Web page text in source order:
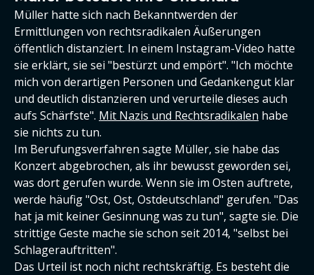
Müller hatte sich nach Bekanntwerden der
Ermittlungen von rechtsradikalen Äußerungen
öffentlich distanziert. In einem Instagram-Video hatte
sie erklärt, sie sei "bestürzt und empört". "Ich möchte
mich von derartigen Personen und Gedankengut klar
und deutlich distanzieren und verurteile dieses auch
aufs Schärfste". Mit Nazis und Rechtsradikalen habe
sie nichts zu tun.
Im Berufungsverfahren sagte Müller, sie habe das
Konzert abgebrochen, als ihr bewusst geworden sei,
was dort gerufen wurde. Wenn sie im Osten auftrete,
werde häufig "Ost, Ost, Ostdeutschland" gerufen. "Das
hat ja mit keiner Gesinnung was zu tun", sagte sie. Die
strittige Geste mache sie schon seit 2014, "selbst bei
Schlagerauftritten".
Das Urteil ist noch nicht rechtskräftig. Es besteht die